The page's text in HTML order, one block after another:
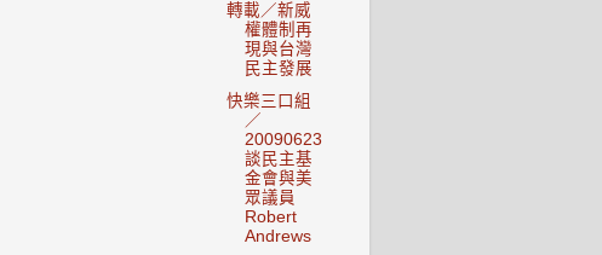
轉載／新威
權體制再
現與台灣
民主發展
快樂三口組
／
20090623
談民主基
金會與美
眾議員
Robert
Andrews